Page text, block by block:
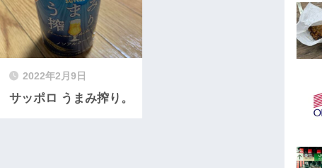
2022年2月9日
サッポロ うまみ搾り。